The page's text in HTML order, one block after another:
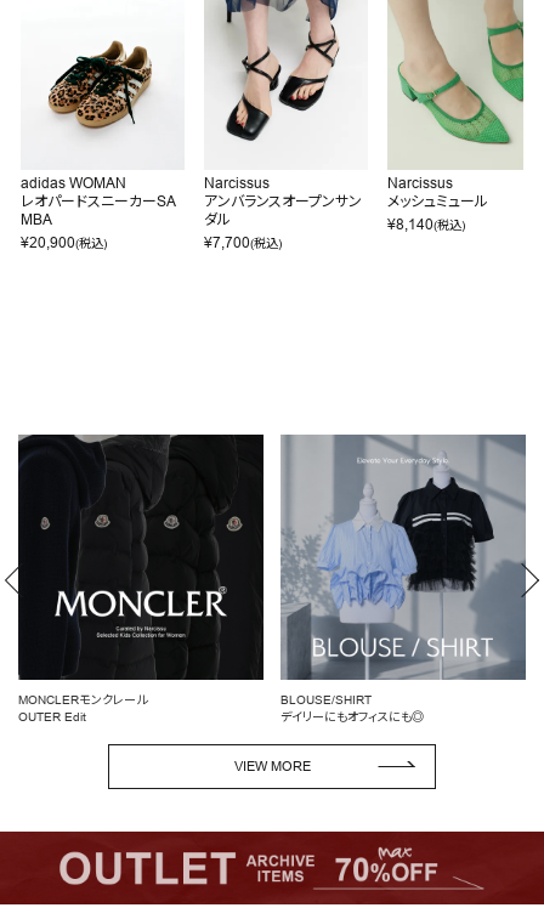
adidas WOMAN
レオパードスニーカーSA
MBA
¥20,900(税込)
Narcissus
アンバランスオープンサン
ダル
¥7,700(税込)
Narcissus
メッシュミュール
¥8,140(税込)
クレール
BLOUSE/SHIRT
デイリーにもオフィスにも◎
VIEW MORE